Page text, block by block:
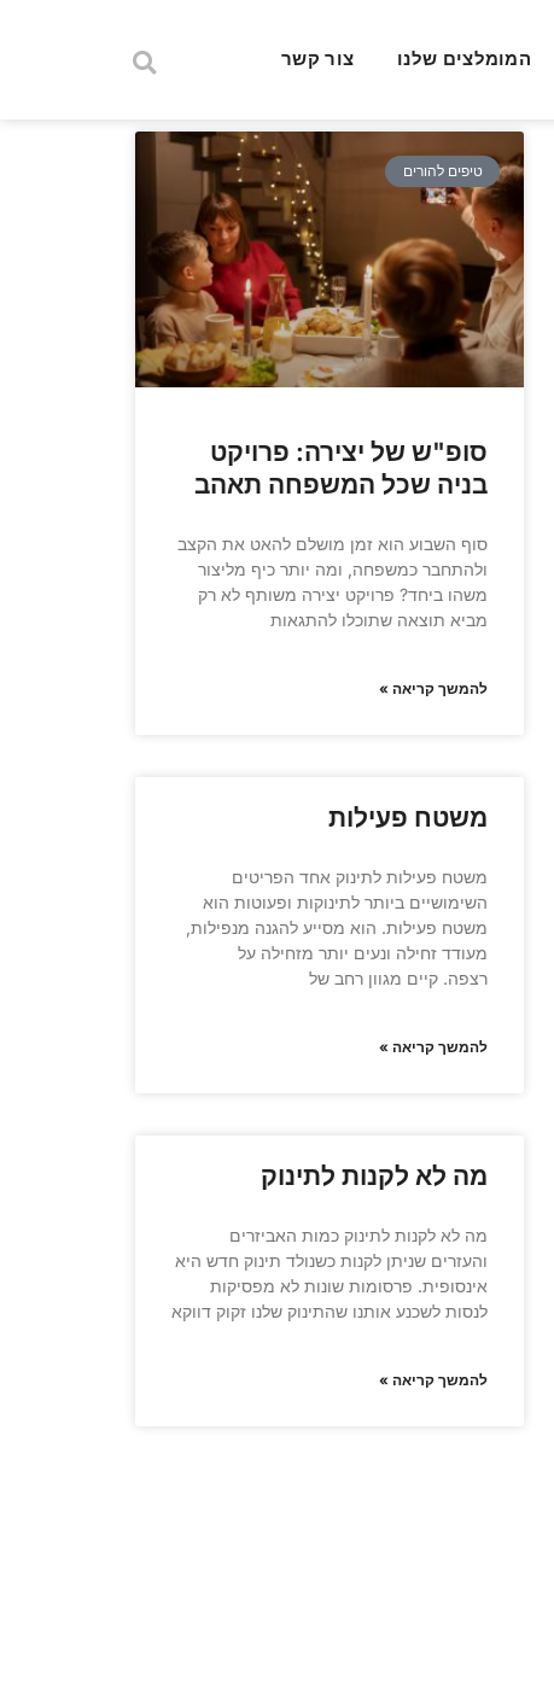
המומלצים שלנו צור קשר
טיפים להורים
סופ"ש של יצירה: פרויקט
בניה שכל המשפחה תאהב
סוף השבוע הוא זמן מושלם להאט את הקצב
ולהתחבר כמשפחה, ומה יותר כיף מליצור
משהו ביחד? פרויקט יצירה משותף לא רק
מביא תוצאה שתוכלו להתגאות
להמשך קריאה »
משטח פעילות
משטח פעילות לתינוק אחד הפריטים
השימושיים ביותר לתינוקות ופעוטות הוא
משטח פעילות. הוא מסייע להגנה מנפילות,
מעודד זחילה ונעים יותר מזחילה על
רצפה. קיים מגוון רחב של
להמשך קריאה »
מה לא לקנות לתינוק
מה לא לקנות לתינוק כמות האביזרים
והעזרים שניתן לקנות כשנולד תינוק חדש היא
אינסופית. פרסומות שונות לא מפסיקות
לנסות לשכנע אותנו שהתינוק שלנו זקוק דווקא
להמשך קריאה »